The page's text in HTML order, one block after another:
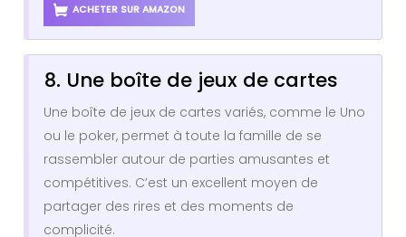
ACHETER SUR AMAZON
8. Une boîte de jeux de cartes
Une boîte de jeux de cartes variés, comme le Uno
ou le poker, permet à toute la famille de se
rassembler autour de parties amusantes et
compétitives. C’est un excellent moyen de
partager des rires et des moments de
complicité.